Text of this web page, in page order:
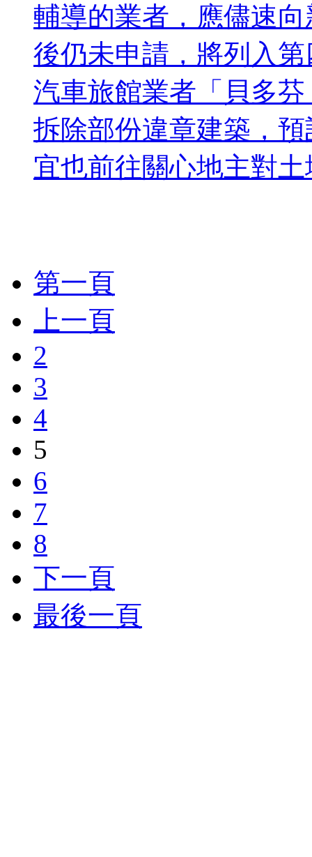
輔導的業者，應儘速
後仍未申請，將列入
汽車旅館業者「貝多
拆除部份違章建築，
宜也前往關心地主對
第一頁
上一頁
2
3
4
5
6
7
8
下一頁
最後一頁